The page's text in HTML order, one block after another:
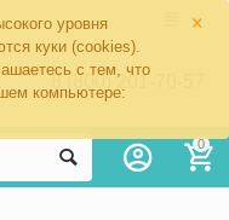
×
уровня
куки (cookies).
с тем, что
компьютере:
8 (800) 201-70-57
0